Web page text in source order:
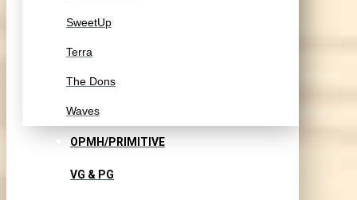
SweetUp
Terra
The Dons
Waves
OPMH/PRIMITIVE
VG & PG